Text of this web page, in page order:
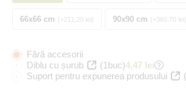
66x66 cm +211,20 lei 90x90 cm +360,70 lei
Fără accesorii
Diblu cu șurub
(1buc)4,47 lei
Suport pentru expunerea produsului